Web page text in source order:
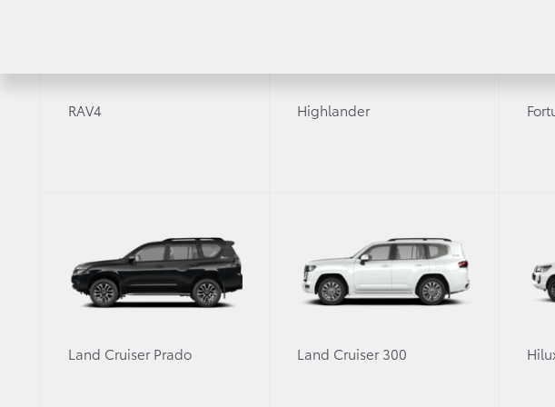
RAV4 Highlander
Land Cruiser Prado Land Cruiser 300
и определяет лучших автомобильных дилеров России.
конкурсного отбора и расчета интегральной оценки в баллах
автомобилей», «Организация продаж автомобилей с пробегом»
Результат 2017 года в очередной раз подтвердил высочайшее